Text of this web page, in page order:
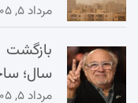
مرداد ۵, ۱۴۰۵
سال؛
مرداد ۵, ۱۴۰۵